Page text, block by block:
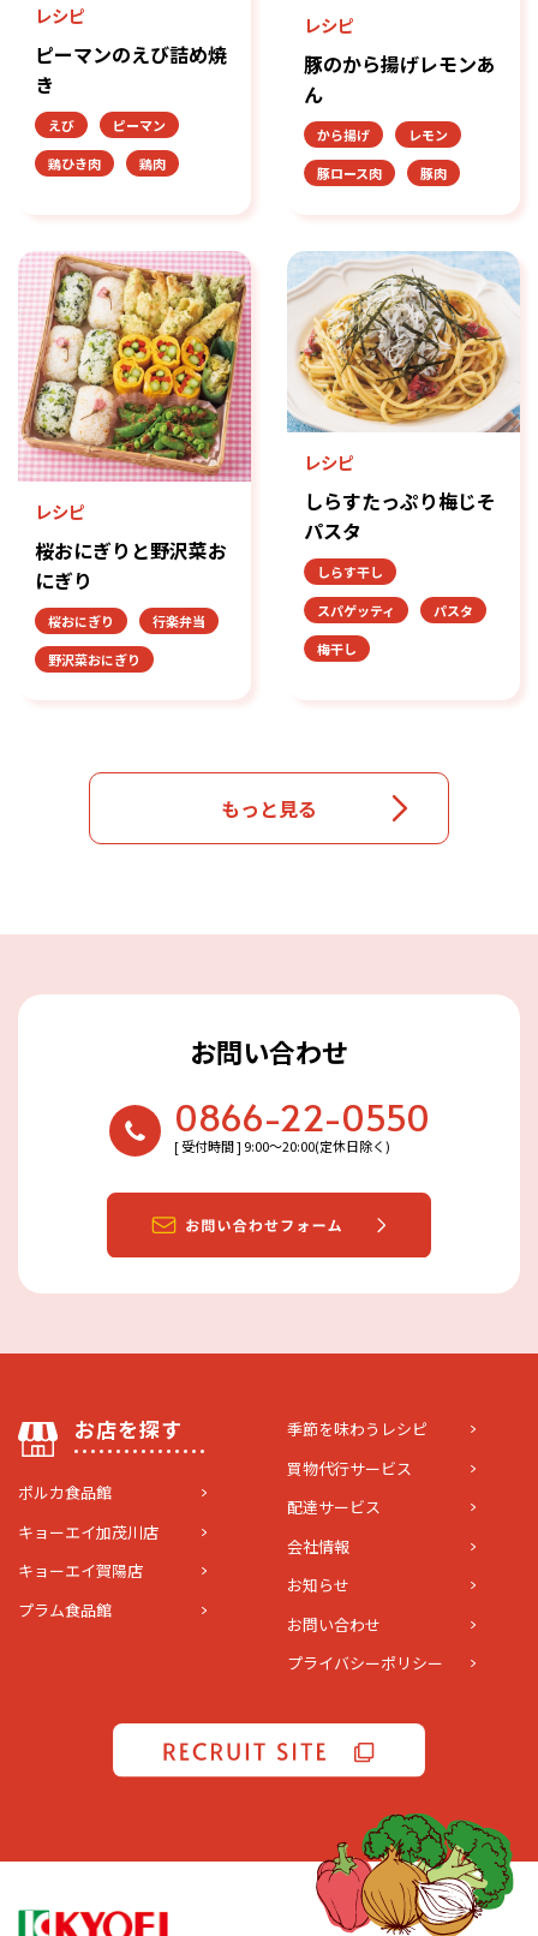
レシピ
ピーマンのえび詰め焼
き
えび
ピーマン
鶏ひき肉
鶏肉
レシピ
豚のから揚げレモンあ
ん
から揚げ
レモン
豚ロース肉
豚肉
レシピ
桜おにぎりと野沢菜お
にぎり
桜おにぎり
行楽弁当
野沢菜おにぎり
レシピ
しらすたっぷり梅じそ
パスタ
しらす干し
スパゲッティ
パスタ
梅干し
もっと見る
お問い合わせ
0866-22-0550
[ 受付時間 ] 9:00〜20:00(定休日除く)
お店を探す
ポルカ食品館
キョーエイ加茂川店
キョーエイ賀陽店
プラム食品館
季節を味わうレシピ
買物代行サービス
配達サービス
会社情報
お知らせ
お問い合わせ
プライバシーポリシー